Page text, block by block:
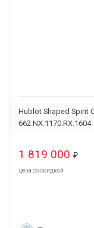
Hublot Shaped Spirit
662.NX.1170.RX.1604
1 819 000 ₽
цена со скидкой